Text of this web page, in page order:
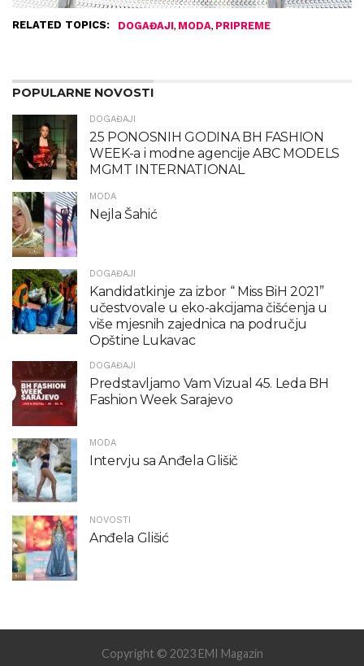
RELATED TOPICS: DOGAĐAJI, MODA, PRIPREME
POPULARNE NOVOSTI
DOGAĐAJI
25 PONOSNIH GODINA BH FASHION
WEEK-a i modne agencije ABC MODELS
MGMT INTERNATIONAL
MODA
Nejla Šahić
DOGAĐAJI
Kandidatkinje za izbor “ Miss BiH 2021”
učestvovale u eko-akcijama čišćenja u
više mjesnih zajednica na području
Opštine Lukavac
DOGAĐAJI
Predstavljamo Vam Vizual 45. Leda BH
Fashion Week Sarajevo
MODA
Intervju sa Anđela Glišič
NOVOSTI
Anđela Glišić
Copyright © 2023 EMI Magazin